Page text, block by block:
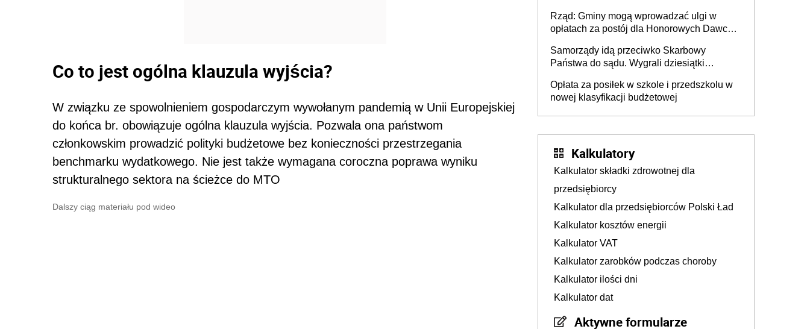
Co to jest ogólna klauzula wyjścia?
W związku ze spowolnieniem gospodarczym wywołanym pandemią w Unii Europejskiej
do końca br. obowiązuje ogólna klauzula wyjścia. Pozwala ona państwom
członkowskim prowadzić polityki budżetowe bez konieczności przestrzegania
benchmarku wydatkowego. Nie jest także wymagana coroczna poprawa wyniku
strukturalnego sektora na ścieżce do MTO
Dalszy ciąg materiału pod wideo
Rząd: Gminy mogą wprowadzać ulgi w
opłatach za postój dla Honorowych Dawców
Samorządy idą przeciwko Skarbowy
Państwa do sądu. Wygrali dziesiątki
Opłata za posiłek w szkole i przedszkolu w
nowej klasyfikacji budżetowej
Kalkulatory
Kalkulator składki zdrowotnej dla
przedsiębiorcy
Kalkulator dla przedsiębiorców Polski Ład
Kalkulator kosztów energii
Kalkulator VAT
Kalkulator zarobków podczas choroby
Kalkulator ilości dni
Kalkulator dat
Aktywne formularze